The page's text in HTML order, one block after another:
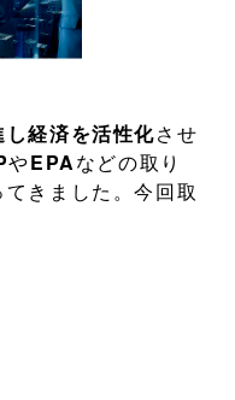
経済を活性化させ
やEPAなどの取り
きました。今回取